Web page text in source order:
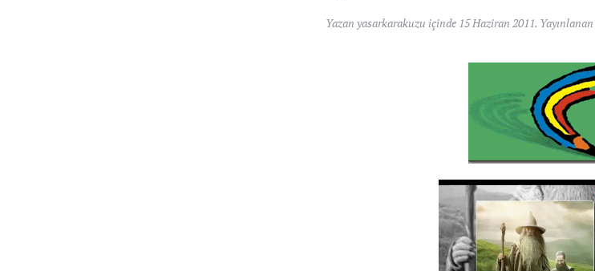
Yazan yasarkarakuzu içinde 15 Haziran 2011. Yayınlanan